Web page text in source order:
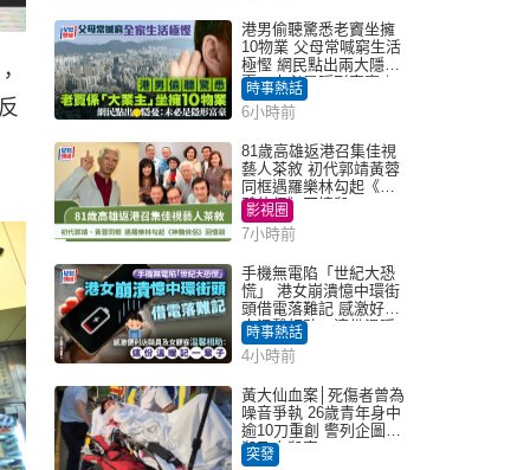
港男偷聽驚悉老竇坐擁
10物業 父母常喊窮生活
極慳 網民點出兩大隱
憂：未必是隱形富豪｜
Juicy叮
時事熱話
6小時前
81歲高雄返港召集佳視
藝人茶敘 初代郭靖黃蓉
同框遇羅樂林勾起《神
鵰俠侶》回憶殺
影視圈
7小時前
手機無電陷「世紀大恐
慌」 港女崩潰憶中環街
頭借電落難記 感激好心
人溫馨相助：這份溫暖
記一輩子｜Juicy叮
時事熱話
4小時前
黃大仙血案│死傷者曾為
噪音爭執 26歲青年身中
逾10刀重創 警列企圖謀
殺及自殺案
突發